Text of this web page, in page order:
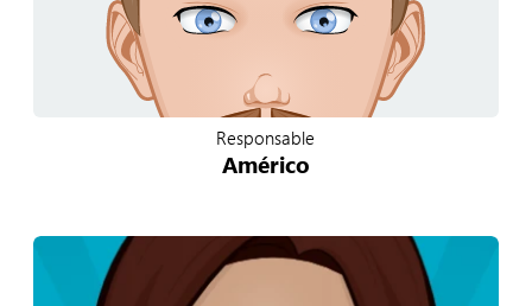
Américo
Responsable